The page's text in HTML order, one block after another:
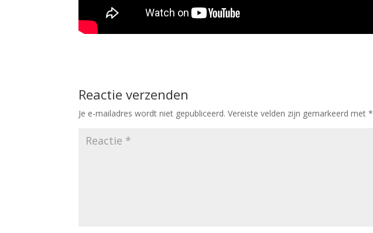
Reactie verzenden
Je e-mailadres wordt niet gepubliceerd. Vereiste velden zijn gemarkeerd met*